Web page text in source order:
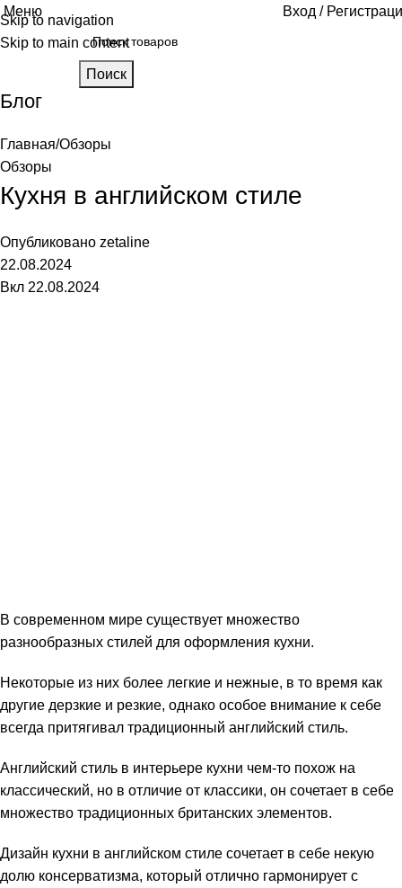
Skip to navigation
Skip to main content
Меню Вход /
Поиск
Блог
Главная Обзоры
Обзоры
Кухня в английском стиле
Опубликовано zetaline
22.08.2024
Вкл 22.08.2024
В современном мире существует множество
разнообразных стилей для оформления кухни.
Некоторые из них более легкие и нежные, в то время как
другие дерзкие и резкие, однако особое внимание к себе
всегда притягивал традиционный английский стиль.
Английский стиль в интерьере кухни чем-то похож на
классический, но в отличие от классики, он сочетает в себе
множество традиционных британских элементов.
Дизайн кухни в английском стиле сочетает в себе некую
долю консерватизма, который отлично гармонирует с